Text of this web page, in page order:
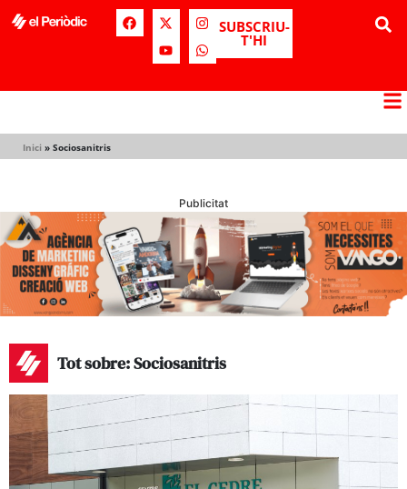
SUBSCRIU-
T'HI
Inici » Sociosanitris
Publicitat
Tot sobre: Sociosanitris